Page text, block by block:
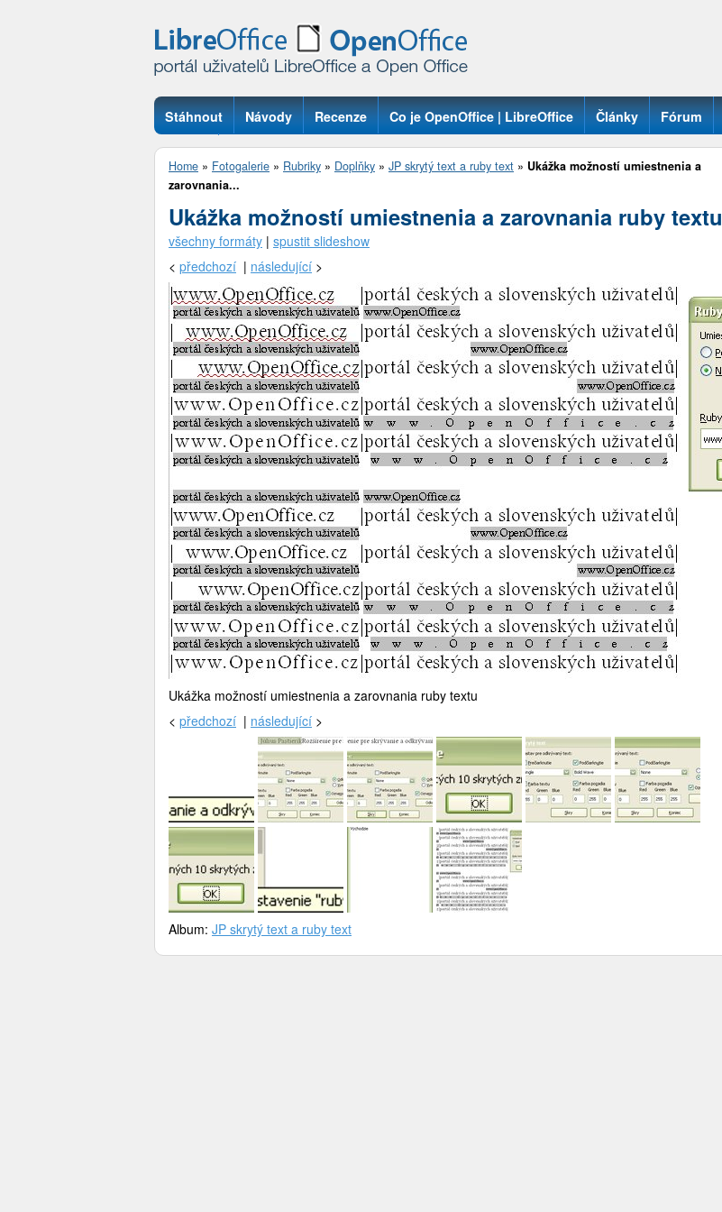
Stáhnout Návody Recenze Co je OpenOffice | LibreOffice Články Fórum
Otázky
Home » Fotogalerie » Rubriky » Doplňky » JP skrytý text a ruby text » Ukážka možností umiestnenia a
zarovnania...
Ukážka možností umiestnenia a zarovnania ruby textu
všechny formáty | spustit slideshow
< předchozí | následující >
Ukážka možností umiestnenia a zarovnania ruby textu
< předchozí | následující >
Album: JP skrytý text a ruby text